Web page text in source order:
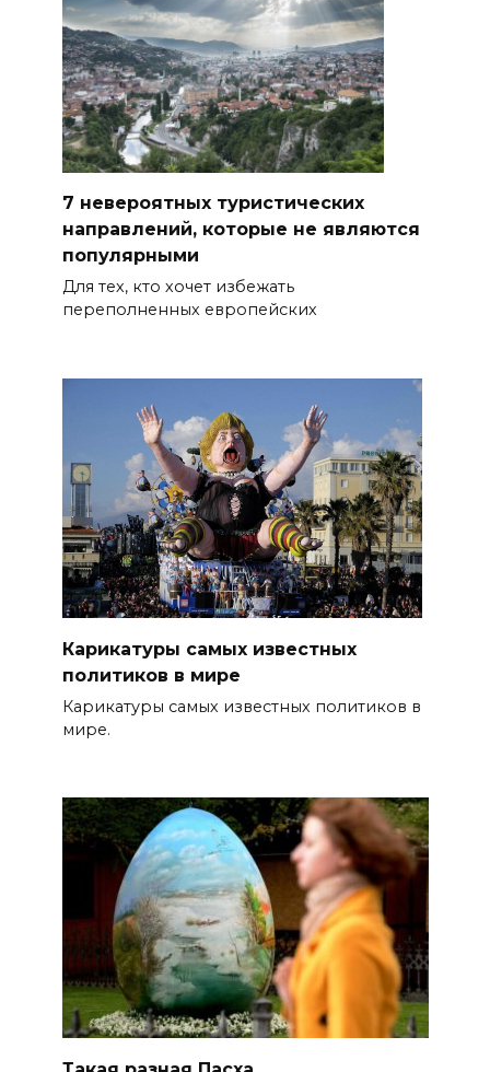
7 невероятных туристических
направлений, которые не являются
популярными
Для тех, кто хочет избежать
переполненных европейских
Карикатуры самых известных
политиков в мире
Карикатуры самых известных политиков в
мире.